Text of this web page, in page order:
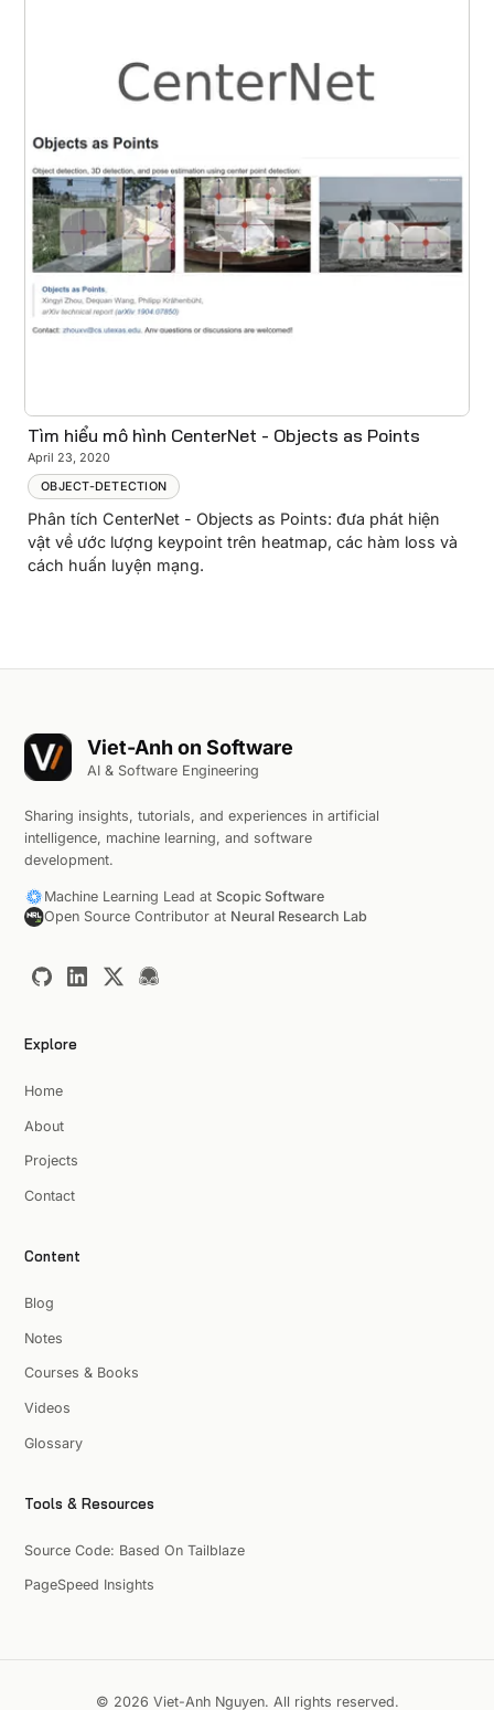
Tìm hiểu mô hình CenterNet - Objects as Points
April 23, 2020
OBJECT-DETECTION
Phân tích CenterNet - Objects as Points: đưa phát hiện
vật về ước lượng keypoint trên heatmap, các hàm loss và
cách huấn luyện mạng.
Viet-Anh on Software
AI & Software Engineering
Sharing insights, tutorials, and experiences in artificial
intelligence, machine learning, and software
development.
Machine Learning Lead at Scopic Software
Open Source Contributor at Neural Research Lab
Explore
Home
About
Projects
Contact
Content
Blog
Notes
Courses & Books
Videos
Glossary
Tools & Resources
Source Code: Based On Tailblaze
PageSpeed Insights
© 2026 Viet-Anh Nguyen. All rights reserved.